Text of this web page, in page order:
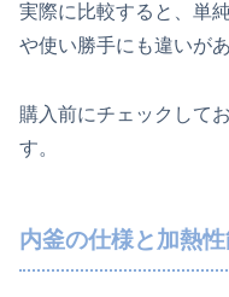
実際に比較すると、単
や使い勝手にも違いが
購入前にチェックして
す。
内釜の仕様と加熱